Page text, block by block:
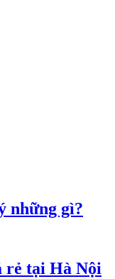
những gì?
rẻ tại Hà Nội